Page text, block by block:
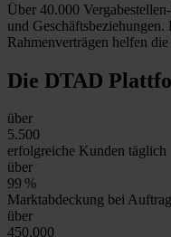
Über 40.000
und
Rahmenverträgen helfen
Die DTAD
über
5.500
erfolgreiche Kunden täglich
über
99 %
Marktabdeckung bei
über
450.000